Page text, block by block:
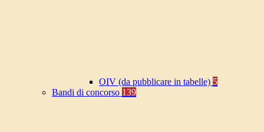
OIV (da pubblicare in tabelle) 5
Bandi di concorso 139